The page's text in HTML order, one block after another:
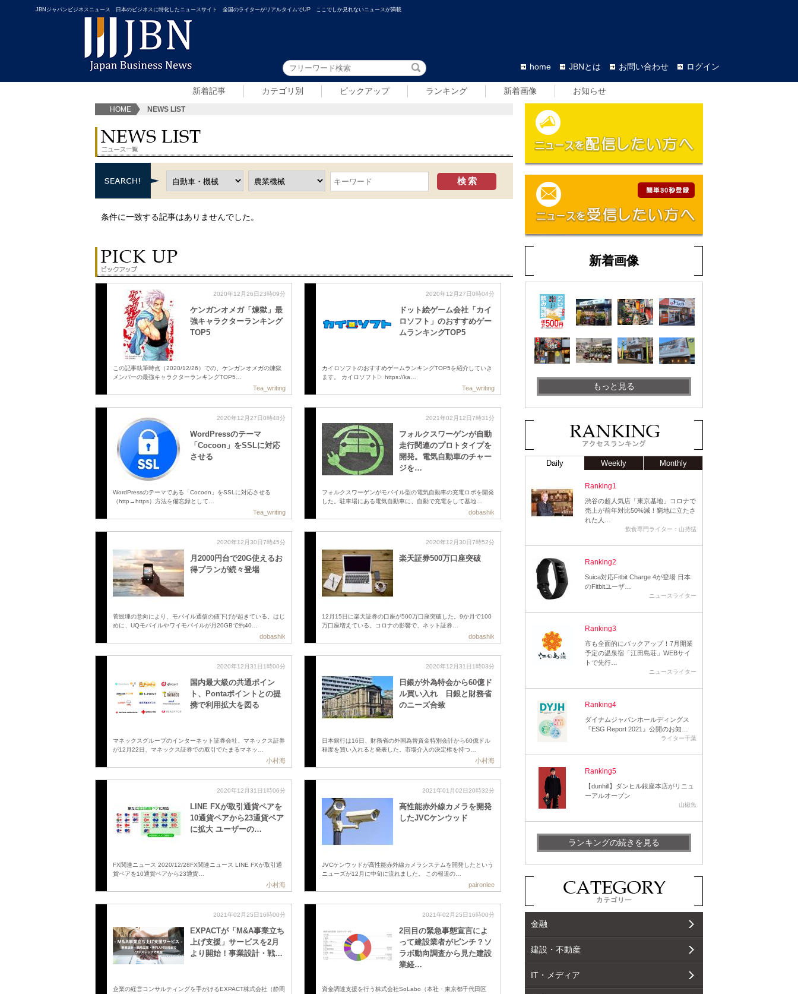
JBNジャパンビジネスニュース 日本のビジネスに特化したニュースサイト 全国のライターがリアルタイムでUP ここでしか見れないニュースが満載
home JBNとは お問い合わせ ログイン
新着記事 カテゴリ別 ピックアップ ランキング 新着画像 お知らせ
HOME NEWS LIST
条件に一致する記事はありませんでした。
2020年12月26日23時09分
ケンガンオメガ「煉獄」最
強キャラクターランキング
TOP5
この記事執筆時点（2020/12/26）での、ケンガンオメガの煉獄
メンバーの最強キャラクターランキングTOP5…
Tea_writing
2020年12月27日0時04分
ドット絵ゲーム会社「カイ
ロソフト」のおすすめゲー
ムランキングTOP5
カイロソフトのおすすめゲームランキングTOP5を紹介していき
ます。 カイロソフト▷ https://ka…
Tea_writing
2020年12月27日0時48分
WordPressのテーマ
「Cocoon」をSSLに対応
させる
WordPressのテーマである「Cocoon」をSSLに対応させる
（http→https）方法を備忘録として…
Tea_writing
2021年02月12日7時31分
フォルクスワーゲンが自動
走行関連のプロトタイプを
開発。電気自動車のチャー
ジを…
フォルクスワーゲンがモバイル型の電気自動車の充電ロボを開発
した。駐車場にある電気自動車に、自動で充電をして基地…
dobashik
2020年12月30日7時45分
月2000円台で20G使えるお
得プランが続々登場
菅総理の意向により、モバイル通信の値下げが起きている。はじ
めに、UQモバイルやワイモバイルが月20GBで約40…
dobashik
2020年12月30日7時52分
楽天証券500万口座突破
12月15日に楽天証券の口座が500万口座突破した。9か月で100
万口座増えている。コロナの影響で、ネット証券…
dobashik
2020年12月31日1時00分
国内最大級の共通ポイン
ト、Pontaポイントとの提
携で利用拡大を図る
マネックスグループのインターネット証券会社、マネックス証券
が12月22日、マネックス証券での取引でたまるマネッ…
小村海
2020年12月31日1時03分
日銀が外為特会から60億ド
ル買い入れ 日銀と財務省
のニーズ合致
日本銀行は16日、財務省の外国為替資金特別会計から60億ドル
程度を買い入れると発表した。市場介入の決定権を持つ…
小村海
2020年12月31日1時06分
LINE FXが取引通貨ペアを
10通貨ペアから23通貨ペア
に拡大 ユーザーの…
FX関連ニュース 2020/12/28FX関連ニュース LINE FXが取引通
貨ペアを10通貨ペアから23通貨…
小村海
2021年01月02日20時32分
高性能赤外線カメラを開発
したJVCケンウッド
JVCケンウッドが高性能赤外線カメラシステムを開発したという
ニューズが12月に中旬に流れました。 この報道の…
paironlee
2021年02月25日16時00分
EXPACTが「M&A事業立ち
上げ支援」サービスを2月
より開始！事業設計・戦…
企業の経営コンサルティングを手がけるEXPACT株式会社（静岡
2021年02月25日16時00分
2回目の緊急事態宣言によ
って建設業者がピンチ？ソ
ラボ動向調査から見た建設
業経…
資金調達支援を行う株式会社SoLabo（本社・東京都千代田区
新着画像
もっと見る
Daily Weekly Monthly
Ranking1
渋谷の超人気店「東京基地」コロナで
売上が前年対比50%減！窮地に立たさ
れた人…
飲食専門ライター：山持猛
Ranking2
Suica対応Fitbit Charge 4が登場 日本
のFitbitユーザ…
ニュースライター
Ranking3
市も全面的にバックアップ！7月開業
予定の温泉宿「江田島荘」WEBサイ
トで先行…
ニュースライター
Ranking4
ダイナムジャパンホールディングス
『ESG Report 2021』公開のお知…
ライター千葉
Ranking5
【dunhill】ダンヒル銀座本店がリニュ
ーアルオープン
山椒魚
ランキングの続きを見る
金融
建設・不動産
IT・メディア